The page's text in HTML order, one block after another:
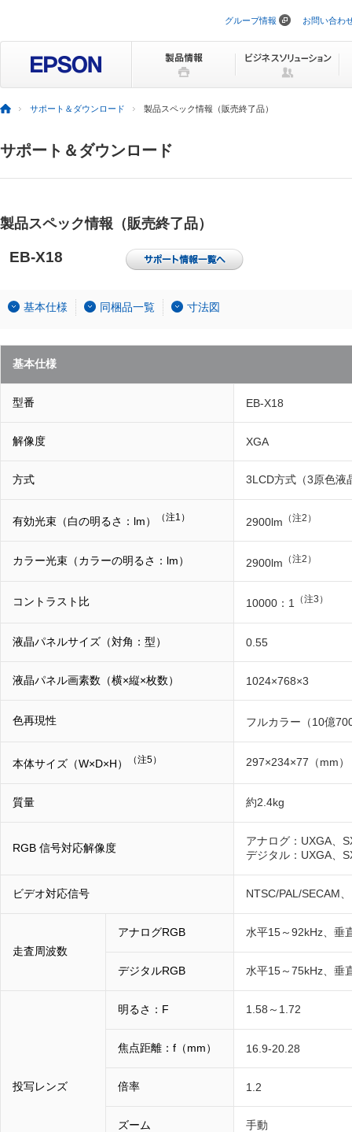
ビ
ョ
を
グループ情報 お問い合わ
サポート＆ダウンロード 製品スペック情報（販売終了品）
サポート＆ダウンロード
製品スペック情報（販売終了品）
EB-X18
基本仕様 同梱品一覧 寸法図
基本仕様
型番 EB-X18
解像度 XGA
方式 3LCD方式（3原色液
有効光束（白の明るさ：lm） （注1） 2900lm （注2）
カラー光束（カラーの明るさ：lm） 2900lm （注2）
コントラスト比 10000：1 （注3）
液晶パネルサイズ（対角：型） 0.55
液晶パネル画素数（横×縦×枚数） 1024×768×3
色再現性 フルカラー（10億
本体サイズ（W×D×H） （注5） 297×234×77（mm）
質量 約2.4kg
RGB 信号対応解像度
アナログ：UXGA、
デジタル：UXGA、
ビデオ対応信号 NTSC/PAL/SECAM
走査周波数
アナログRGB 水平15～92kHz、垂
デジタルRGB 水平15～75kHz、垂
投写レンズ
明るさ：F 1.58～1.72
焦点距離：f（mm） 16.9-20.28
倍率 1.2
ズーム 手動